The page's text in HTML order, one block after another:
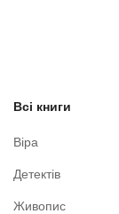
Всі книги
Віра
Детектів
Живопис